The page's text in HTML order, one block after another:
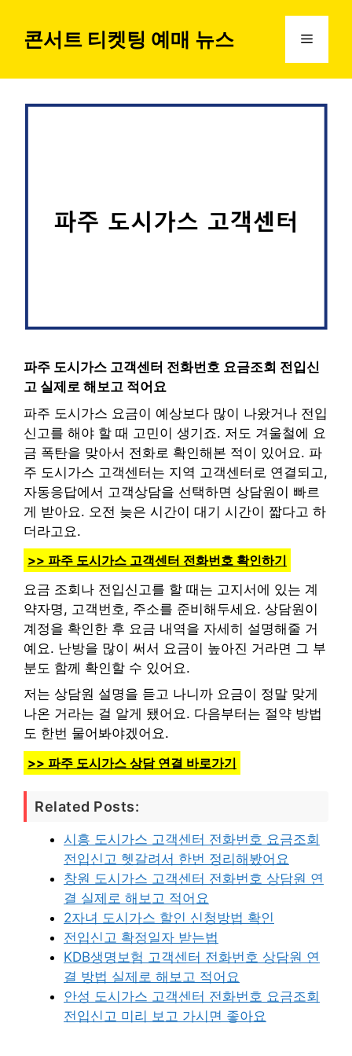
콘서트 티켓팅 예매 뉴스 메
파주 도시가스 고객센터 전화번호 요금조회 전입신
고 실제로 해보고 적어요
파주 도시가스 요금이 예상보다 많이 나왔거나 전입
신고를 해야 할 때 고민이 생기죠. 저도 겨울철에 요
금 폭탄을 맞아서 전화로 확인해본 적이 있어요. 파
주 도시가스 고객센터는 지역 고객센터로 연결되고,
자동응답에서 고객상담을 선택하면 상담원이 빠르
게 받아요. 오전 늦은 시간이 대기 시간이 짧다고 하
더라고요.
>> 파주 도시가스 고객센터 전화번호 확인하기
요금 조회나 전입신고를 할 때는 고지서에 있는 계
약자명, 고객번호, 주소를 준비해두세요. 상담원이
계정을 확인한 후 요금 내역을 자세히 설명해줄 거
예요. 난방을 많이 써서 요금이 높아진 거라면 그 부
분도 함께 확인할 수 있어요.
저는 상담원 설명을 듣고 나니까 요금이 정말 맞게
나온 거라는 걸 알게 됐어요. 다음부터는 절약 방법
도 한번 물어봐야겠어요.
>> 파주 도시가스 상담 연결 바로가기
Related Posts:
시흥 도시가스 고객센터 전화번호 요금조회
전입신고 헷갈려서 한번 정리해봤어요
창원 도시가스 고객센터 전화번호 상담원 연
결 실제로 해보고 적어요
2자녀 도시가스 할인 신청방법 확인
전입신고 확정일자 받는법
KDB생명보험 고객센터 전화번호 상담원 연
결 방법 실제로 해보고 적어요
안성 도시가스 고객센터 전화번호 요금조회
전입신고 미리 보고 가시면 좋아요